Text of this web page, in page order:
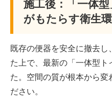
施工後：「一体型
がもたらす衛生
既存の便器を安全に撤去
た上で、最新の「一体型ト
た。空間の質が根本から変
ださい。